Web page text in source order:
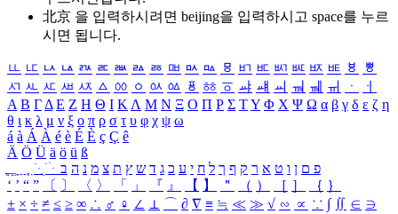
北京 을 입력하시려면 beijing을 입력하시고 space를 누르
시면 됩니다.
ㅥ ㅦ ㅧ ㅨ ㅩ ㅪ ㅫ ㅬ ㅭ ㅮ ㅯ ㅰ ㅱ ㅲ ㅳ ㅴ ㅵ ㅶ ㅷ ㅸ
ㅹ
ㅺ ㅻ ㅼ ㅽ ㅾ ㅿ ㆀ ㆁ ㆂ ㆃ ㆄ ㆅ ㆆ ㆇ ㆈ ㆉ ㆊ ㆋ ㆌ ㆍ
ㆎ
Α Β ΓΔ Ε Ζ Η Θ Ι ΚΛ Μ Ν Ξ Ο Π Ρ Σ ΤΥ Φ Χ Ψ Ω α β γ δ ε ζ η
θ ι κ λ μ ν ξ ο π ρ σ τ υ φ χ ψ ω
á à Á À é è É È ç Ç ê
Ä Ö Ü ä ö ü ß
ִֶֹ ֻּ ׁׂ פ ם ן ו ט א ר ק ף ך ל ח י ע כ ג ד ש ץ ת צ מ נ ה ב
‘ ’ “ ” 〔 〕 〈 〉 「 」 『 』 【 】 ＂ （ ） ［ ］ ｛ ｝
± × ÷ ≠ ≤ ≥ ∞ ∴ ♂ ♀ ∠ ⊥ ⌒ ∂ ∇ ≡ ≒ ≪ ≫ √ ∽ ∝ ∵ ∫ ∬ ∈ ∋